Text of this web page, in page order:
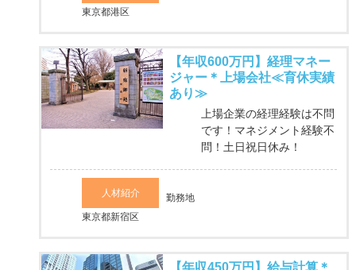
東京都港区
【年収600万円】経理マネー
ジャー＊上場会社≪育休実績
あり≫
上場企業の経理経験は不問
です！マネジメント経験不
問！土日祝日休み！
人材紹介
勤務地
東京都新宿区
【年収450万円】給与計算＊